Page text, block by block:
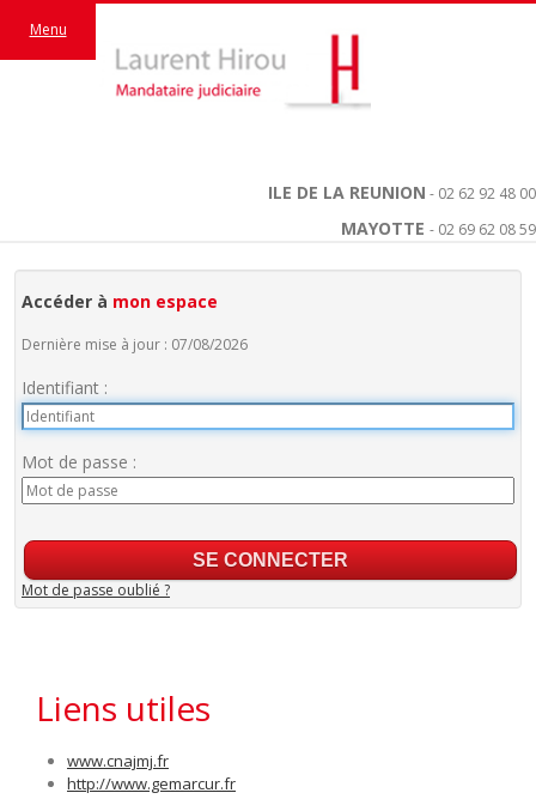
ILE DE LA REUNION - 02 62 92 48 00
MAYOTTE - 02 69 62 08 59
Menu
Accéder à mon espace
Dernière mise à jour : 07/08/2026
Identifiant :
Mot de passe :
Mot de passe oublié ?
Liens utiles
www.cnajmj.fr
http://www.gemarcur.fr